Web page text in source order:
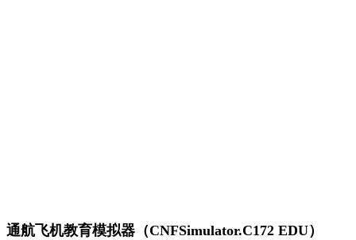
通航飞机教育模拟器（CNFSimulator.C172 EDU）